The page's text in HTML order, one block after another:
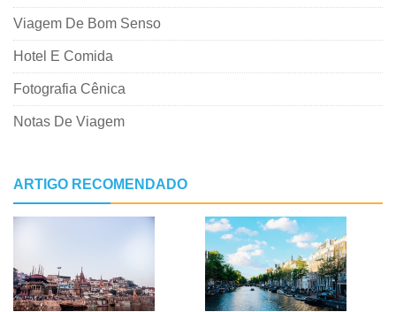
Viagem De Bom Senso
Hotel E Comida
Fotografia Cênica
Notas De Viagem
ARTIGO RECOMENDADO